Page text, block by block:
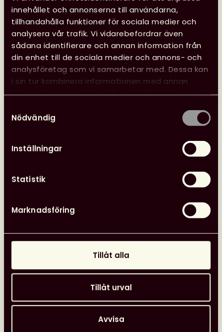
innehållet och annonserna till användarna,
tillhandahålla funktioner för sociala medier och
analysera vår trafik. Vi vidarebefordrar även
sådana identifierare och annan information från
din enhet till de sociala medier och annons- och
analysföretag som vi samarbetar med. Dessa kan
i sin tur kombinera informationen med annan
information som du har tillhandahållit eller som de
Nödvändig
Inställningar
Statistik
Marknadsföring
Tillåt alla
Tillåt urval
Avvisa
Regionförening Södra Svealand
Här kan du läsa mer omRegionförening
Södra Svealand(ny flik) och dess styrelse.
juli 2020 en regionavdelning och dess
Fler nyheter